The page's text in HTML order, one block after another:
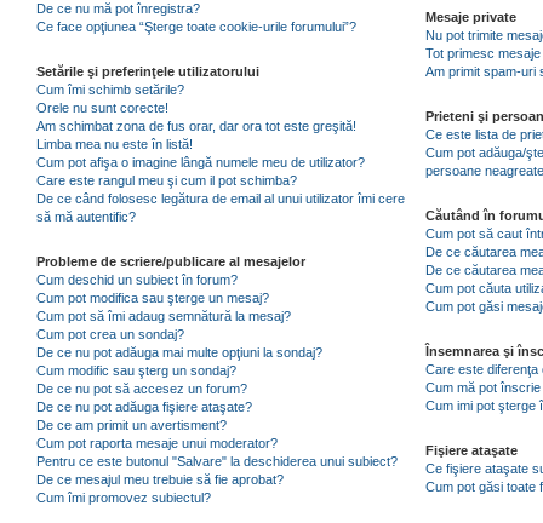
De ce nu mă pot înregistra?
Ce face opţiunea “Şterge toate cookie-urile forumului”?
Setările şi preferinţele utilizatorului
Cum îmi schimb setările?
Orele nu sunt corecte!
Am schimbat zona de fus orar, dar ora tot este greşită!
Limba mea nu este în listă!
Cum pot afişa o imagine lângă numele meu de utilizator?
Care este rangul meu şi cum il pot schimba?
De ce când folosesc legătura de email al unui utilizator îmi cere
să mă autentific?
Probleme de scriere/publicare al mesajelor
Cum deschid un subiect în forum?
Cum pot modifica sau şterge un mesaj?
Cum pot să îmi adaug semnătură la mesaj?
Cum pot crea un sondaj?
De ce nu pot adăuga mai multe opţiuni la sondaj?
Cum modific sau şterg un sondaj?
De ce nu pot să accesez un forum?
De ce nu pot adăuga fişiere ataşate?
De ce am primit un avertisment?
Cum pot raporta mesaje unui moderator?
Pentru ce este butonul "Salvare" la deschiderea unui subiect?
De ce mesajul meu trebuie să fie aprobat?
Cum îmi promovez subiectul?
Mesaje private
Nu pot trimite
Tot primesc
Am primit spam-uri
Prieteni şi
Ce este lista de
Cum pot adăuga/
persoane
Căutând în
Cum pot să caut
De ce căutarea
De ce căutarea
Cum pot căuta
Cum pot găsi
Însemnarea şi
Care este
Cum mă pot
Cum imi pot şterge
Fişiere ataşate
Ce fişiere ataşate
Cum pot găsi toate